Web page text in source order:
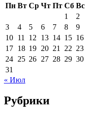
Пн Вт Ср Чт Пт Сб Вс
1
2
3
4 5 6 7 8
9
10 11 12 13 14 15 16
17 18 19 20 21 22 23
24 25 26 27 28 29 30
31
« Июл
Рубрики